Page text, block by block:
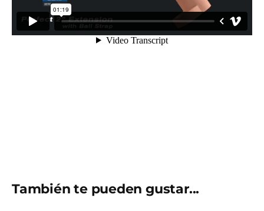
También te pueden gustar...